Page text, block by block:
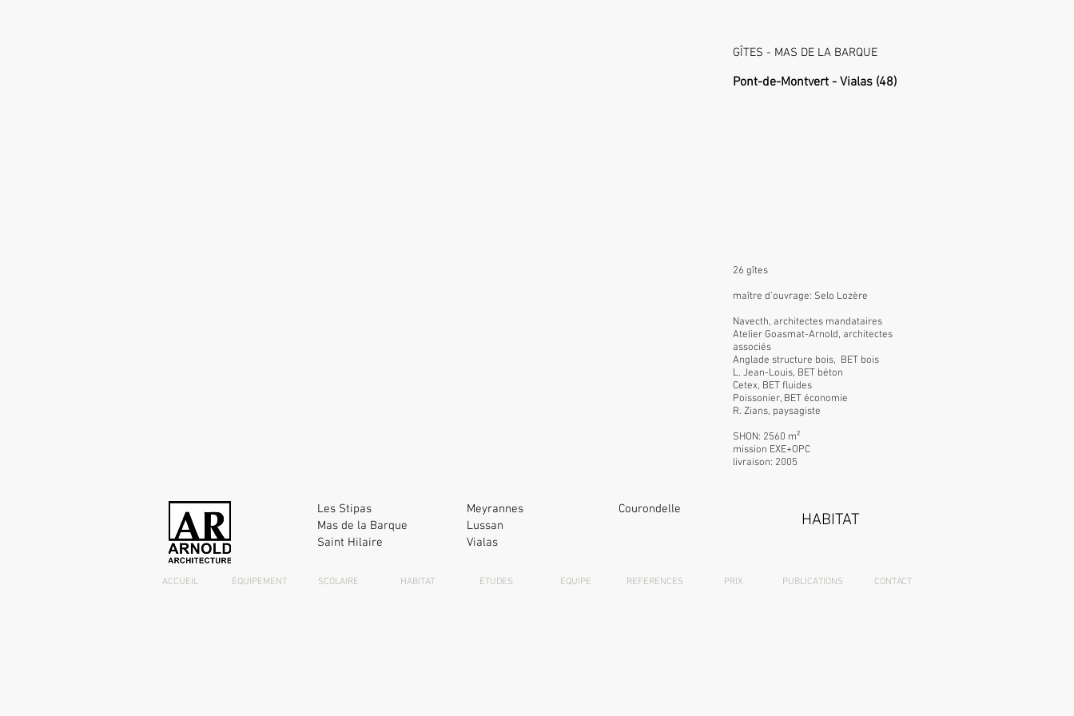
GÎTES - MAS DE LA BARQUE
Pont-de-Montvert - Vialas (48)
26 gîtes
maître d’ouvrage: Selo Lozère
Navecth, architectes mandataires
Atelier Goasmat-Arnold, architectes
associés
Anglade structure bois, BET bois
L. Jean-Louis, BET béton
Cetex, BET fluides
Poissonier, BET économie
R. Zians, paysagiste
SHON: 2560 m²
mission EXE+OPC
livraison: 2005
Les Stipas
Mas de la Barque
Saint Hilaire
Meyrannes
Lussan
Vialas
Courondelle
HABITAT
ACCUEIL ÉQUIPEMENT SCOLAIRE HABITAT ÉTUDES EQUIPE REFERENCES PRIX PUBLICATIONS CONTACT